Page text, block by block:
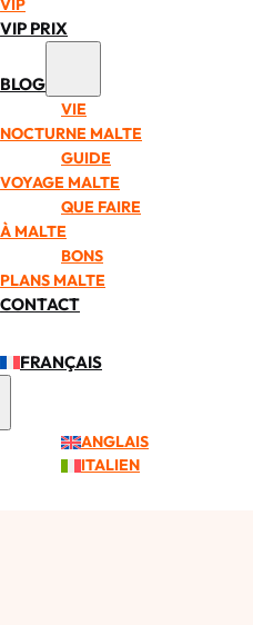
VIP
VIP PRIX
BLOG
VIE
NOCTURNE MALTE
GUIDE
VOYAGE MALTE
QUE FAIRE
À MALTE
BONS
PLANS MALTE
CONTACT
FRANÇAIS
ANGLAIS
ITALIEN